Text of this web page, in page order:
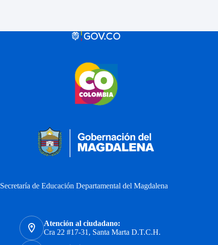
Secretaría de Educación Departamental del Magdalena
Atención al ciudadano:
Cra 22 #17-31, Santa Marta D.T.C.H.